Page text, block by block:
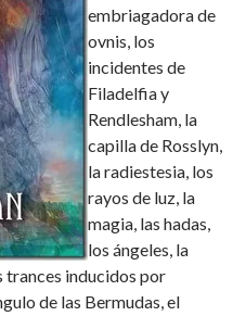
embriagadora de
ovnis, los
incidentes de
Filadelfia y
Rendlesham, la
capilla de Rosslyn,
la radiestesia, los
rayos de luz, la
magia, las hadas,
los ángeles, la
trances inducidos por
de las Bermudas, el